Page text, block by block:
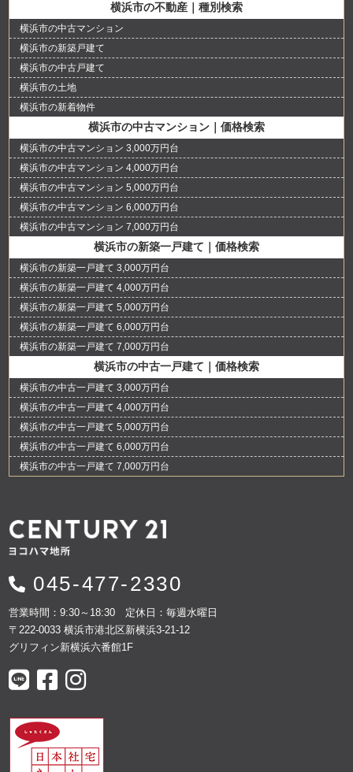
横浜市の不動産｜種別検索
横浜市の中古マンション
横浜市の新築戸建て
横浜市の中古戸建て
横浜市の土地
横浜市の新着物件
横浜市の中古マンション｜価格検索
横浜市の中古マンション 3,000万円台
横浜市の中古マンション 4,000万円台
横浜市の中古マンション 5,000万円台
横浜市の中古マンション 6,000万円台
横浜市の中古マンション 7,000万円台
横浜市の新築一戸建て｜価格検索
横浜市の新築一戸建て 3,000万円台
横浜市の新築一戸建て 4,000万円台
横浜市の新築一戸建て 5,000万円台
横浜市の新築一戸建て 6,000万円台
横浜市の新築一戸建て 7,000万円台
横浜市の中古一戸建て｜価格検索
横浜市の中古一戸建て 3,000万円台
横浜市の中古一戸建て 4,000万円台
横浜市の中古一戸建て 5,000万円台
横浜市の中古一戸建て 6,000万円台
横浜市の中古一戸建て 7,000万円台
045-477-2330
営業時間：9:30～18:30 定休日：毎週水曜日
〒222-0033 横浜市港北区新横浜3-21-12
グリフィン新横浜六番館1F